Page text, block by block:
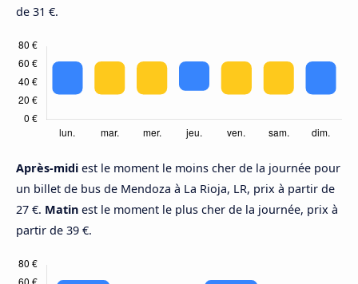
de 31 €.
Après-midi est le moment le moins cher de la journée pour
un billet de bus de Mendoza à La Rioja, LR, prix à partir de
27 €. Matin est le moment le plus cher de la journée, prix à
partir de 39 €.